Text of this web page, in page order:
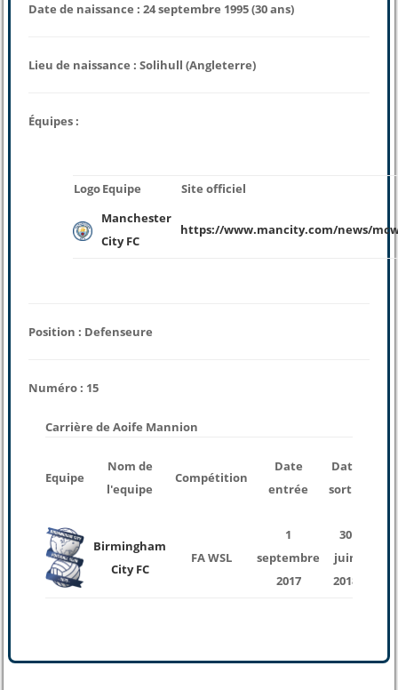
Date de naissance : 24 septembre 1995 (30 ans)
Lieu de naissance : Solihull (Angleterre)
Équipes :
LogoEquipe
Site officiel
Manchester
City FC
https://www.mancity.com/news/
Position : Defenseure
Numéro : 15
Carrière de Aoife Mannion
Equipe
Nom de
l'equipe
Compétition
Date
entrée
Date
sortie
Birmingham
City FC
FA WSL
1
septembre
2017
30
juin
2018